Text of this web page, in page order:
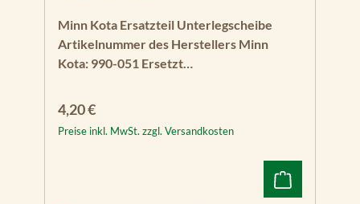
Minn Kota Ersatzteil Unterlegscheibe
Artikelnummer des Herstellers Minn
Kota: 990-051 Ersetzt
Regulärer Preis:
4,20 €
Preise inkl. MwSt. zzgl. Versandkosten